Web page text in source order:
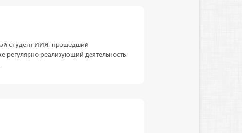
студент ИИЯ, прошедший
регулярно реализующий деятельность